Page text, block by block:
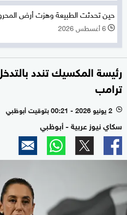
حين تحدثت الطبيعة وهزت أرض
l 6 أغسطس 2026
رئيسة المكسيك تندد
ترامب
l 2 يونيو 2026 - 00:21 بتوقيت أبوظبي
سكاي نيوز عربية - أبوظبي